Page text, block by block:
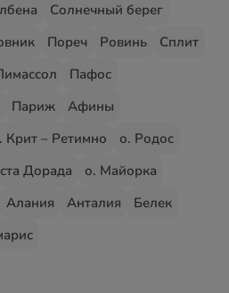
Солнечный берег
Пореч Ровинь
Сплит
Пафос
Париж
Афины
Крит – Ретимно
о. Родос
Дорада
о. Майорка
Алания Анталия
Белек